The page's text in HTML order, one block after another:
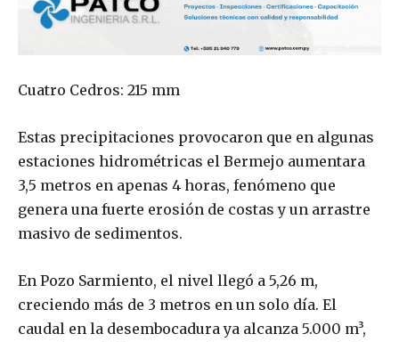
Cuatro Cedros: 215 mm
Estas precipitaciones provocaron que en algunas
estaciones hidrométricas el Bermejo aumentara
3,5 metros en apenas 4 horas, fenómeno que
genera una fuerte erosión de costas y un arrastre
masivo de sedimentos.
En Pozo Sarmiento, el nivel llegó a 5,26 m,
creciendo más de 3 metros en un solo día. El
caudal en la desembocadura ya alcanza 5.000 m³,